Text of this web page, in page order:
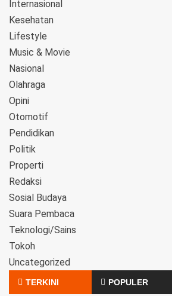
Internasional
Kesehatan
Lifestyle
Music & Movie
Nasional
Olahraga
Opini
Otomotif
Pendidikan
Politik
Properti
Redaksi
Sosial Budaya
Suara Pembaca
Teknologi/Sains
Tokoh
Uncategorized
TERKINI POPULER